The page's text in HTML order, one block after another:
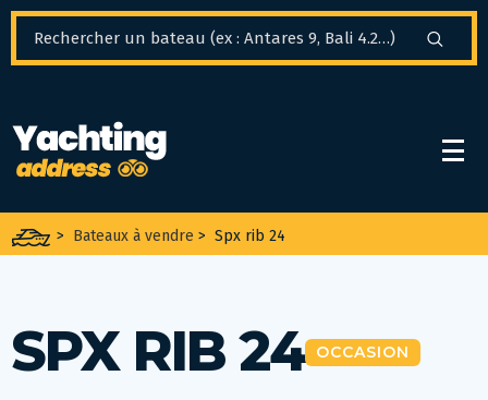
> Bateaux à vendre > Spx rib 24
SPX RIB 24 OCCASION
Panneau de gestion des cookies